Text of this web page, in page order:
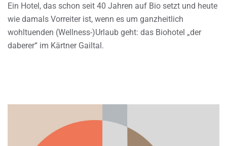
Ein Hotel, das schon seit 40 Jahren auf Bio setzt und heute
wie damals Vorreiter ist, wenn es um ganzheitlich
wohltuenden (Wellness-)Urlaub geht: das Biohotel „der
daberer“ im Kärtner Gailtal.